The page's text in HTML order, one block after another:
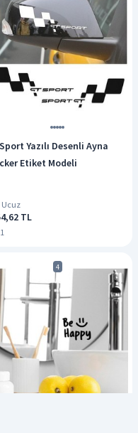
Yazılı Desenli Ayna
Etiket Modeli
Ucuz
TL
4